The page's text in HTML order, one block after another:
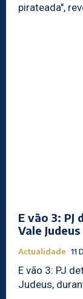
E vão 3: PJ
Vale Judeus
Actualidade 11
E vão 3: PJ
Judeus,